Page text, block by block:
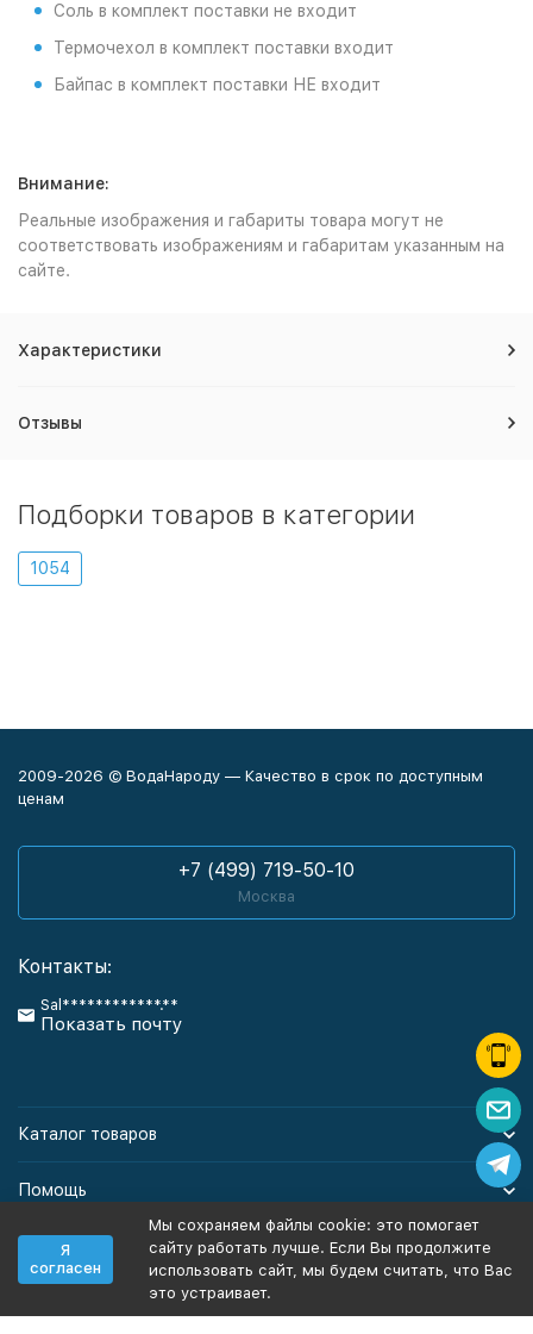
Соль в комплект поставки не входит
Термочехол в комплект поставки входит
Байпас в комплект поставки НЕ входит
Внимание:
Реальные изображения и габариты товара могут не
соответствовать изображениям и габаритам указанным на
сайте.
Характеристики
Отзывы
Подборки товаров в категории
1054
2009-2026 © ВодаНароду — Качество в срок по доступным
ценам
+7 (499) 719-50-10
Москва
Контакты:
Sal************.**
Показать почту
Каталог товаров
Помощь
Информация
Политика персональных данных Карта сайта
Я
согласен
Мы сохраняем файлы cookie: это помогает
сайту работать лучше. Если Вы продолжите
использовать сайт, мы будем считать, что Вас
это устраивает.